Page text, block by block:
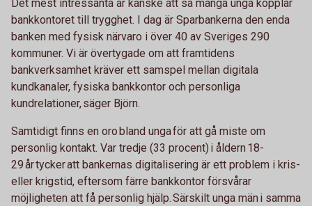
Det mest intressanta är kanske att så många unga kopplar
bankkontoret till trygghet. I dag är Sparbankerna den enda
banken med fysisk närvaro i över 40 av Sveriges 290
kommuner. Vi är övertygade om att framtidens
bankverksamhet kräver ett samspel mellan digitala
kundkanaler, fysiska bankkontor och personliga
kundrelationer, säger Björn.
Samtidigt finns en oro bland unga för att gå miste om
personlig kontakt. Var tredje (33 procent) i åldern 18-
29 år tycker att bankernas digitalisering är ett problem i kris-
eller krigstid, eftersom färre bankkontor försvårar
möjligheten att få personlig hjälp. Särskilt unga män i samma